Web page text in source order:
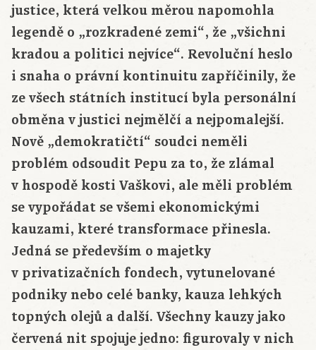
justice, která velkou měrou napomohla
legendě o „rozkradené zemi“, že „všichni
kradou a politici nejvíce“. Revoluční heslo
i snaha o právní kontinuitu zapříčinily, že
ze všech státních institucí byla personální
obměna v justici nejmělčí a nejpomalejší.
Nově „demokratičtí“ soudci neměli
problém odsoudit Pepu za to, že zlámal
v hospodě kosti Vaškovi, ale měli problém
se vypořádat se všemi ekonomickými
kauzami, které transformace přinesla.
Jedná se především o majetky
v privatizačních fondech, vytunelované
podniky nebo celé banky, kauza lehkých
topných olejů a další. Všechny kauzy jako
červená nit spojuje jedno: figurovaly v nich